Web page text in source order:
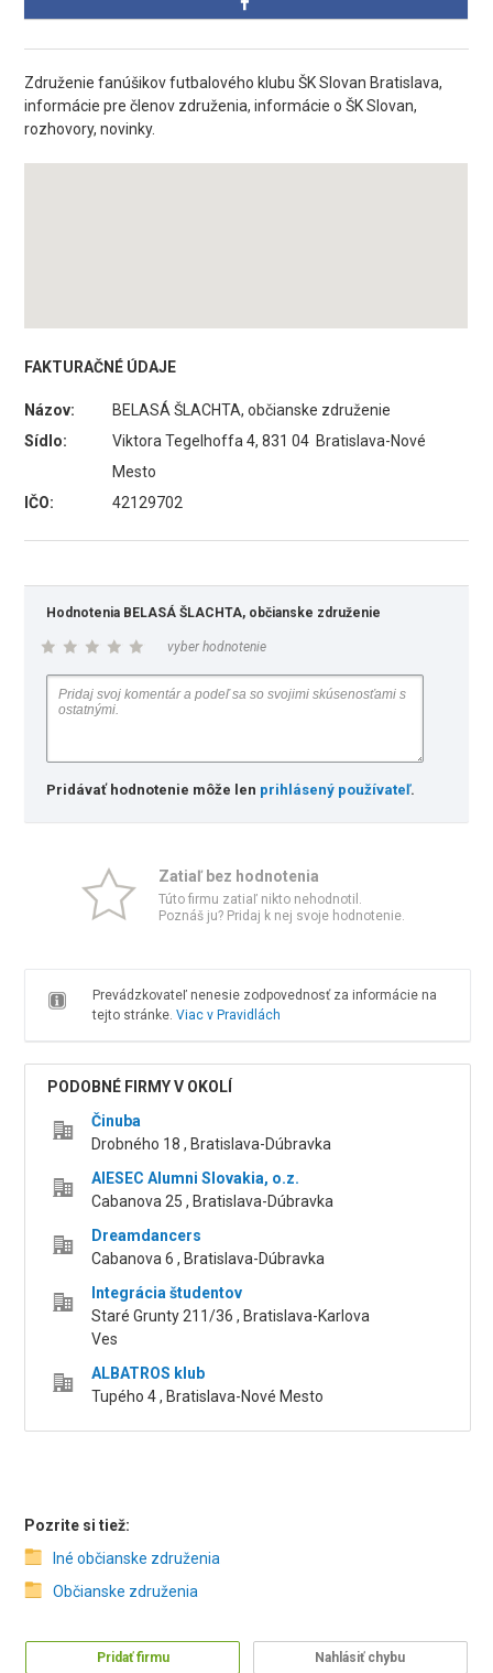
Združenie fanúšikov futbalového klubu ŠK Slovan Bratislava,
informácie pre členov združenia, informácie o ŠK Slovan,
rozhovory, novinky.
FAKTURAČNÉ ÚDAJE
Názov:
BELASÁ ŠLACHTA, občianske združenie
Sídlo:
Viktora Tegelhoffa 4, 831 04 Bratislava-Nové
Mesto
IČO:
42129702
Hodnotenia BELASÁ ŠLACHTA, občianske združenie
vyber hodnotenie
Pridávať hodnotenie môže len prihlásený používateľ.
Zatiaľ bez hodnotenia
Túto firmu zatiaľ nikto nehodnotil.
Poznáš ju? Pridaj k nej svoje hodnotenie.
Prevádzkovateľ nenesie zodpovednosť za informácie na
tejto stránke. Viac v Pravidlách
PODOBNÉ FIRMY V OKOLÍ
Činuba
Drobného 18 , Bratislava-Dúbravka
AIESEC Alumni Slovakia, o.z.
Cabanova 25 , Bratislava-Dúbravka
Dreamdancers
Cabanova 6 , Bratislava-Dúbravka
Integrácia študentov
Staré Grunty 211/36 , Bratislava-Karlova
Ves
ALBATROS klub
Tupého 4 , Bratislava-Nové Mesto
Pozrite si tiež:
Iné občianske združenia
Občianske združenia
Pridať firmu Nahlásiť chybu